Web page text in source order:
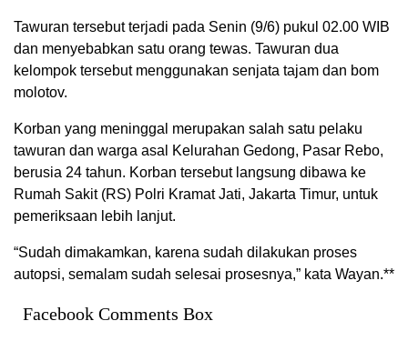
Tawuran tersebut terjadi pada Senin (9/6) pukul 02.00 WIB
dan menyebabkan satu orang tewas. Tawuran dua
kelompok tersebut menggunakan senjata tajam dan bom
molotov.
Korban yang meninggal merupakan salah satu pelaku
tawuran dan warga asal Kelurahan Gedong, Pasar Rebo,
berusia 24 tahun. Korban tersebut langsung dibawa ke
Rumah Sakit (RS) Polri Kramat Jati, Jakarta Timur, untuk
pemeriksaan lebih lanjut.
“Sudah dimakamkan, karena sudah dilakukan proses
autopsi, semalam sudah selesai prosesnya,” kata Wayan.**
Facebook Comments Box